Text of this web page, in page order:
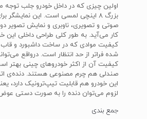
اولین چیزی که در داخل خودرو جلب توجه
بزرگ ۸ اینچی لمسی است. این
صوتی و تصویری، ناوبری و نمایش تصویر
کار می‌آید. به طور کلی طراحی داخلی این
کیفیت موادی که در ساخت داشبورد و قاب
شده فراتر از حد انتظار است. درواقع
کیفیت آن از اکثر خودروهای چینی بهتر
این خودرو هم قابلیت تیپ‌ترونیک دارد،
لزوم می‌توان دنده را به صورت دستی
جمع بندی